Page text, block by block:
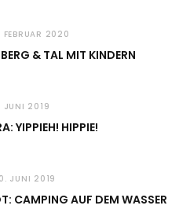
FEBRUAR 2020
& TAL MIT KINDERN
JUNI 2019
YIPPIEH! HIPPIE!
JUNI 2019
CAMPING AUF DEM WASSER